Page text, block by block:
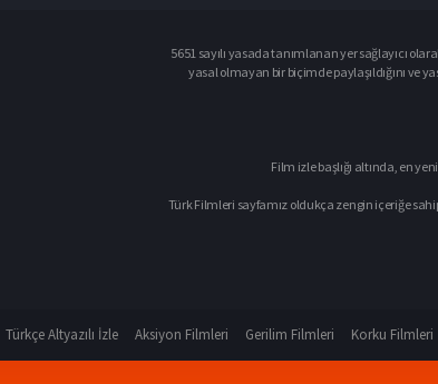
5651 sayılı yasada tanımlanan yer sağlayıcı
yasal olmayan bir biçimde paylaşıldığını ve
Film izle başlığı altında, en
Türk Filmleri sayfamız oldukça zengin içeriğe
Türkçe Altyazılı İzle Aksiyon Filmleri Gerilim Filmleri Korku Filmleri